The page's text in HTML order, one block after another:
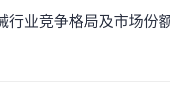
行业竞争格局及市场份